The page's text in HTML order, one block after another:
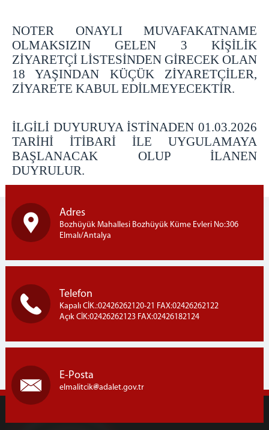
NOTER ONAYLI MUVAFAKATNAME
OLMAKSIZIN GELEN 3 KİŞİLİK
ZİYARETÇİ LİSTESİNDEN GİRECEK OLAN
18 YAŞINDAN KÜÇÜK ZİYARETÇİLER,
ZİYARETE KABUL EDİLMEYECEKTİR.
İLGİLİ DUYURUYA İSTİNADEN 01.03.2026
TARİHİ İTİBARİ İLE UYGULAMAYA
BAŞLANACAK OLUP İLANEN
DUYRULUR.
Adres
Bozhüyük Mahallesi Bozhüyük Küme Evleri No:306
Elmalı/Antalya
Telefon
Kapalı CİK.:02426262120-21 FAX:02426262122
Açık CİK:02426262123 FAX:02426182124
E-Posta
elmalitcik adalet.gov.tr